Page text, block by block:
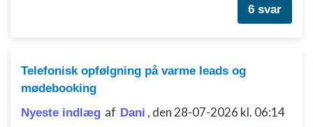
6 svar
Telefonisk opfølgning på varme leads og
mødebooking
Nyeste indlæg af Dani , den 28-07-2026 kl. 06:14